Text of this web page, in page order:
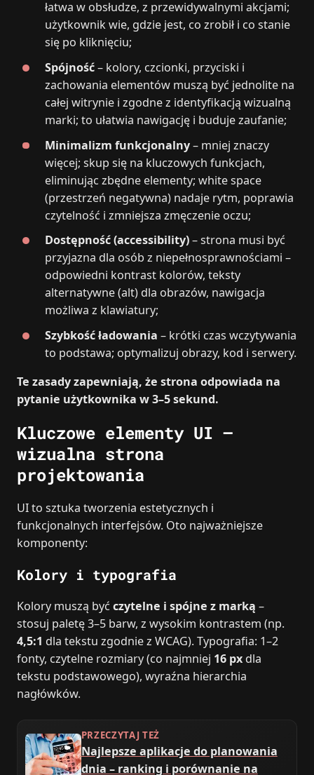
łatwa w obsłudze, z przewidywalnymi akcjami;
użytkownik wie, gdzie jest, co zrobił i co stanie
się po kliknięciu;
Spójność– kolory, czcionki, przyciski i
zachowania elementów muszą być jednolite na
całej witrynie i zgodne z identyfikacją wizualną
marki; to ułatwia nawigację i buduje zaufanie;
Minimalizm funkcjonalny– mniej znaczy
więcej; skup się na kluczowych funkcjach,
eliminując zbędne elementy; white space
(przestrzeń negatywna) nadaje rytm, poprawia
czytelność i zmniejsza zmęczenie oczu;
Dostępność (accessibility)– strona musi być
przyjazna dla osób z niepełnosprawnościami –
odpowiedni kontrast kolorów, teksty
alternatywne (alt) dla obrazów, nawigacja
możliwa z klawiatury;
Szybkość ładowania – krótki czas wczytywania
to podstawa; optymalizuj obrazy, kod i serwery.
Te zasady zapewniają, że strona odpowiada na
pytanie użytkownika w 3–5 sekund.
Kluczowe elementy UI –
wizualna strona
projektowania
UI to sztuka tworzenia estetycznych i
funkcjonalnych interfejsów. Oto najważniejsze
komponenty:
Kolory i typografia
Kolory muszą być czytelne i spójne z marką –
stosuj paletę 3–5 barw, z wysokim kontrastem (np.
4,5:1 dla tekstu zgodnie z WCAG). Typografia: 1–2
fonty, czytelne rozmiary (co najmniej 16 px dla
tekstu podstawowego), wyraźna hierarchia
nagłówków.
PRZECZYTAJ TEŻ
Najlepsze aplikacje do planowania
dnia – ranking i porównanie na